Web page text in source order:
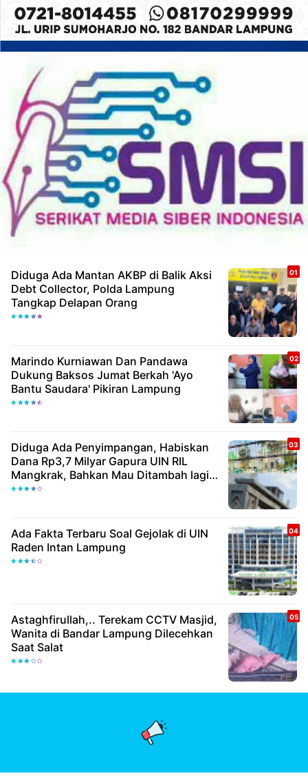
Diduga Ada Mantan AKBP di Balik Aksi
Debt Collector, Polda Lampung
Tangkap Delapan Orang
Marindo Kurniawan Dan Pandawa
Dukung Baksos Jumat Berkah 'Ayo
Bantu Saudara' Pikiran Lampung
Diduga Ada Penyimpangan, Habiskan
Dana Rp3,7 Milyar Gapura UIN RIL
Mangkrak, Bahkan Mau Ditambah lagi 7
Milyar
Ada Fakta Terbaru Soal Gejolak di UIN
Raden Intan Lampung
Astaghfirullah,.. Terekam CCTV Masjid,
Wanita di Bandar Lampung Dilecehkan
Saat Salat